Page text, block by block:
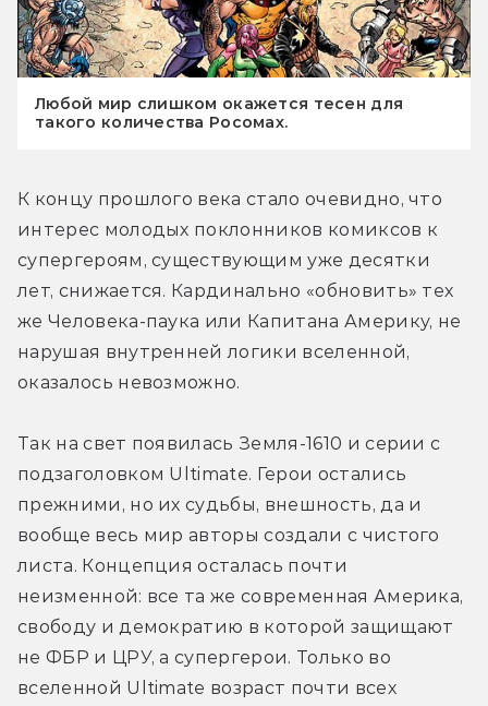
Любой мир слишком окажется тесен для
такого количества Росомах.
К концу прошлого века стало очевидно, что
интерес молодых поклонников комиксов к
супергероям, существующим уже десятки
лет, снижается. Кардинально «обновить» тех
же Человека-паука или Капитана Америку, не
нарушая внутренней логики вселенной,
оказалось невозможно.
Так на свет появилась Земля-1610 и серии с
подзаголовком Ultimate. Герои остались
прежними, но их судьбы, внешность, да и
вообще весь мир авторы создали с чистого
листа. Концепция осталась почти
неизменной: все та же современная Америка,
свободу и демократию в которой защищают
не ФБР и ЦРУ, а супергерои. Только во
вселенной Ultimate возраст почти всех